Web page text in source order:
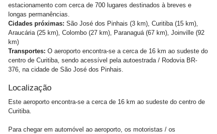
estacionamento com cerca de 700 lugares destinados à breves e
longas permanências.
Cidades próximas: São José dos Pinhais (3 km), Curitiba (15 km),
Araucária (25 km), Colombo (27 km), Paranaguá (67 km), Joinville (92
km)
Transportes: O aeroporto encontra-se a cerca de 16 km ao sudeste do
centro de Curitiba, sendo acessível pela autoestrada / Rodovia BR-
376, na cidade de São José dos Pinhais.
Localização
Este aeroporto encontra-se a cerca de 16 km ao sudeste do centro de
Curitiba.
Para chegar em automóvel ao aeroporto, os motoristas / os